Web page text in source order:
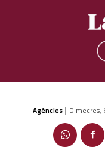
Agències | Dimecres,